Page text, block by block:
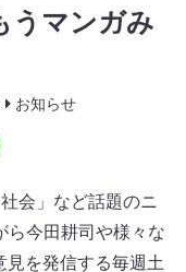
うマンガみ
お知らせ
会」など話題のニ
ら今田耕司や様々な
見を発信する毎週土